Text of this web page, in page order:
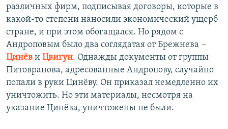
различных фирм, подписывая договоры, которые в
какой-то степени наносили экономический ущерб
стране, и при этом обогащался. Но рядом с
Андроповым было два соглядатая от Брежнева –
Цинёв и Цвигун. Однажды документы от группы
Питовранова, адресованные Андропову, случайно
попали в руки Цинёву. Он приказал немедленно их
уничтожить. Но эти материалы, несмотря на
указание Цинёва, уничтожены не были.